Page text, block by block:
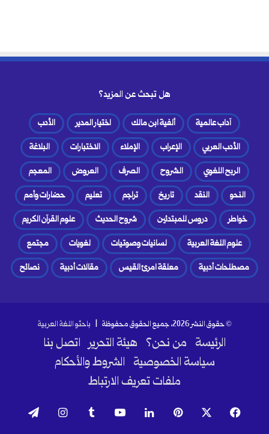
هل تبحث عن المزيد؟
آداب عالمية ألفية ابن مالك اختيار المدير
الأدب
الأدب العربي
الإعراب الإملاء الاختبارات
البلاغة
الربح اللغوي
الشروح الصرف العروض
المعجم
النحو
النقد تاريخ تراجم تعليم
حضارات وأمم
خواطر
دروس للمبتدئين شروح الحديث
علوم القرآن الكريم
علوم اللغة العربية
لسانيات وصوتيات لغويات
مجتمع
مصطلحات أدبية
معلقة امرئ القيس مقالات أدبية نصائح
© حقوق النشر 2026، جميع الحقوق محفوظة | باحثو اللغة العربية
الرئيسة من نحن؟ هيئة التحرير اتصل بنا
سياسة الخصوصية الشروط والأحكام
ملفات تعريف الارتباط
فيسبوك بينتيريست لينكدإن ‫YouTube انستقرام